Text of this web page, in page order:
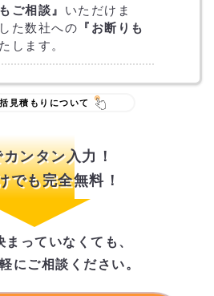
ご相談』 いただけま
た数社への 『お断りも
します。
見積もりについて
た優良建築
ご紹介し
ンタン入力！
でも完全無料！
まっていなくても、
にご相談ください。